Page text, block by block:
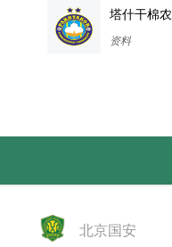
塔什干棉农
资料
北京国安